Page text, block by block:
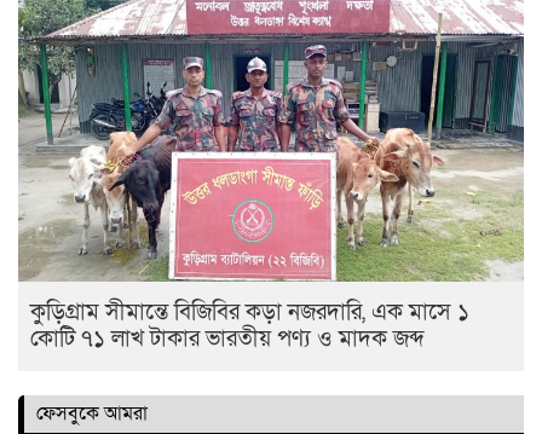
কুড়িগ্রাম সীমান্তে বিজিবির কড়া নজরদারি, এক মাসে ১
কোটি ৭১ লাখ টাকার ভারতীয় পণ্য ও মাদক জব্দ
ফেসবুকে আমরা